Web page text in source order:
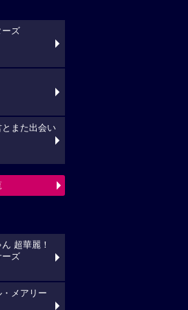
ーズ
また出会い
超華麗！
ズ
メアリー